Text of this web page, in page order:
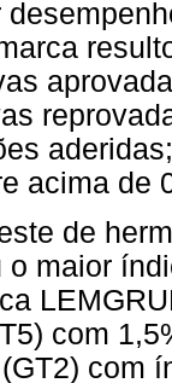
acima de
de
o maior
com
com